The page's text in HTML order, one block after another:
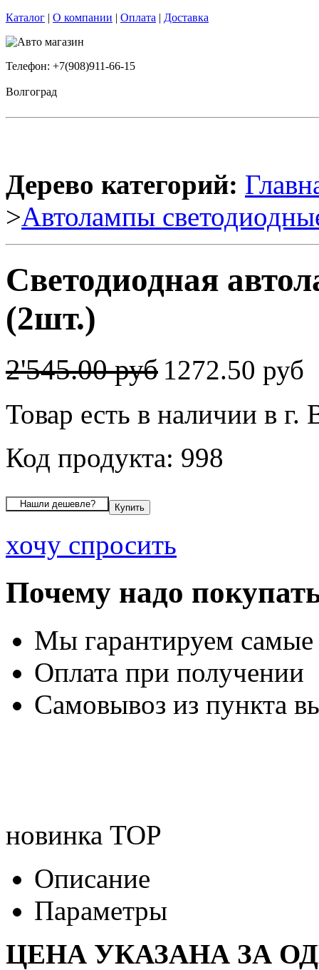
Каталог | О компании | Оплата | Доставка
Телефон: +7(908)911-66-15
Волгоград
Дерево категорий:
>Автолампы
Светодиодная
(2шт.)
2'545.00 руб 1272.50 руб
Товар есть в наличии в г.
Код продукта: 998
хочу спросить
Почему надо
Мы гарантируем
Оплата при получении
Самовывоз из пункта
новинка TOP
Описание
Параметры
ЦЕНА УКАЗАНА ЗА